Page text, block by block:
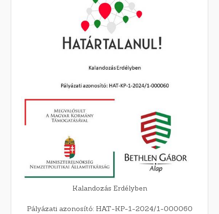
Kalandozás Erdélyben
Pályázati azonosító: HAT-KP-1-2024/1-000060